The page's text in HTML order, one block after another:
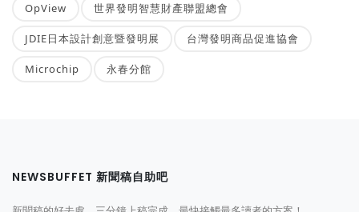
OpView 世界發明智慧財產聯盟總會
JDIE日本設計創意暨發明展 台灣發明商品促進協會
Microchip 永春分館
NEWSBUFFET 新聞稿自助吧